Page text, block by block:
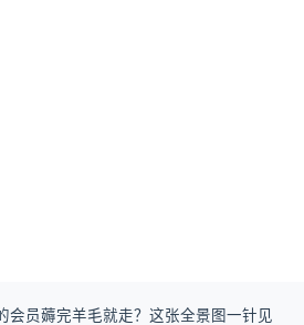
会员薅完羊毛就走？这张全景图一针见